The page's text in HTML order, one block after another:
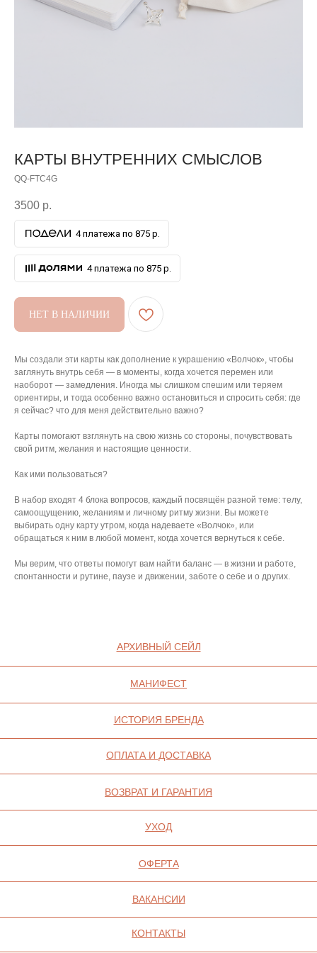
КАРТЫ ВНУТРЕННИХ СМЫСЛОВ
QQ-FTC4G
3500 р.
4 платежа по 875 р.
4 платежа по 875 р.
НЕТ В НАЛИЧИИ
Мы создали эти карты как дополнение к украшению «Волчок», чтобы
заглянуть внутрь себя — в моменты, когда хочется перемен или
наоборот — замедления. Иногда мы слишком спешим или теряем
ориентиры, и тогда особенно важно остановиться и спросить себя: где
я сейчас? что для меня действительно важно?
Карты помогают взглянуть на свою жизнь со стороны, почувствовать
свой ритм, желания и настоящие ценности.
Как ими пользоваться?
В набор входят 4 блока вопросов, каждый посвящён разной теме: телу,
самоощущению, желаниям и личному ритму жизни. Вы можете
выбирать одну карту утром, когда надеваете «Волчок», или
обращаться к ним в любой момент, когда хочется вернуться к себе.
Мы верим, что ответы помогут вам найти баланс — в жизни и работе,
спонтанности и рутине, паузе и движении, заботе о себе и о других.
СОГЛАСИЕ НА ОБРАБОТКУ ПЕРСОНАЛЬНЫХ
КОНФИДЕНЦИАЛЬНОСТИ
ОФЕРТА
КОНТАКТЫ
ВОЗВРАТ И ГАРАНТИЯ
ОПЛАТА И ДОСТАВКА
УХОД
МАНИФЕСТ
АРХИВНЫЙ СЕЙЛ
2025 © QARI QRIS
Возврат
Уход
Оферта